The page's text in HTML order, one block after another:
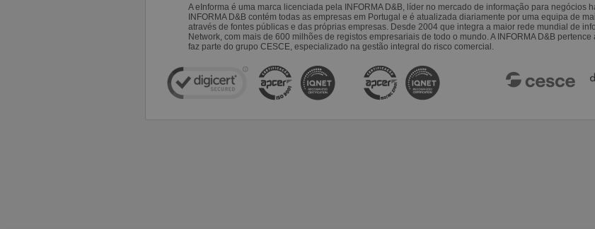
A eInforma é uma marca licenciada pela INFORMA D&B, líder no mercado de informação para negócios
INFORMA D&B contém todas as empresas em Portugal e é atualizada diariamente por uma equipa de
através de fontes públicas e das próprias empresas. Desde 2004 que integra a maior rede mundial de
Network, com mais de 600 milhões de registos empresariais de todo o mundo. A INFORMA D&B
faz parte do grupo CESCE, especializado na gestão integral do risco comercial.